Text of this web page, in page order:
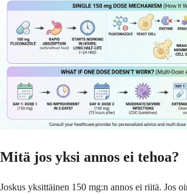
Mitä jos yksi annos ei tehoa?
Joskus yksittäinen 150 mg:n annos ei riitä. Jos